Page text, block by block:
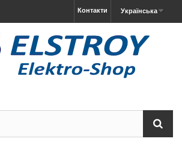
Українська
Контакти